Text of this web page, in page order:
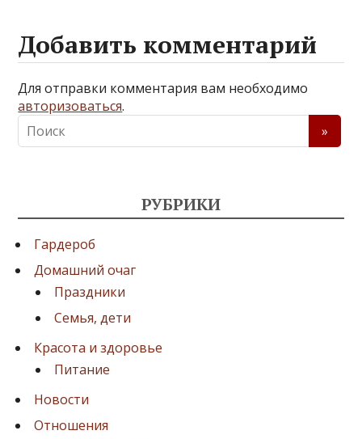
Добавить комментарий
Для отправки комментария вам необходимо
авторизоваться.
РУБРИКИ
Гардероб
Домашний очаг
Праздники
Семья, дети
Красота и здоровье
Питание
Новости
Отношения